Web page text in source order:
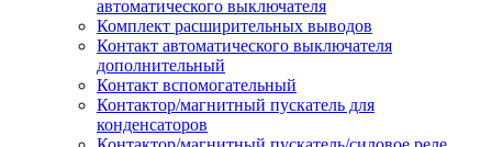
автоматического выключателя
Комплект расширительных выводов
Контакт автоматического выключателя
дополнительный
Контакт вспомогательный
Контактор/магнитный пускатель для
конденсаторов